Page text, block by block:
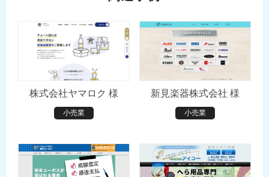
株式会社ヤマロク 様
小売業
新見楽器株式会社 様
小売業